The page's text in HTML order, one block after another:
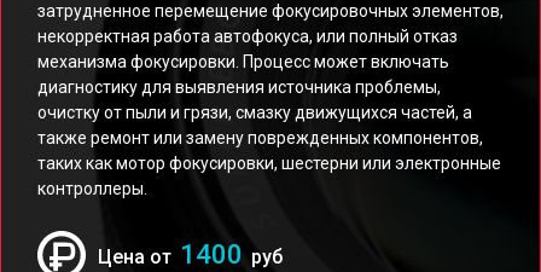
затрудненное перемещение фокусировочных элементов,
некорректная работа автофокуса, или полный отказ
механизма фокусировки. Процесс может включать
диагностику для выявления источника проблемы,
очистку от пыли и грязи, смазку движущихся частей, а
также ремонт или замену поврежденных компонентов,
таких как мотор фокусировки, шестерни или электронные
контроллеры.
Цена от 1400 руб